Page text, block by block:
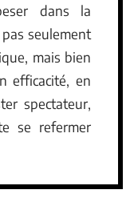
dans la
pas seulement
mais bien
efficacité, en
spectateur,
se refermer